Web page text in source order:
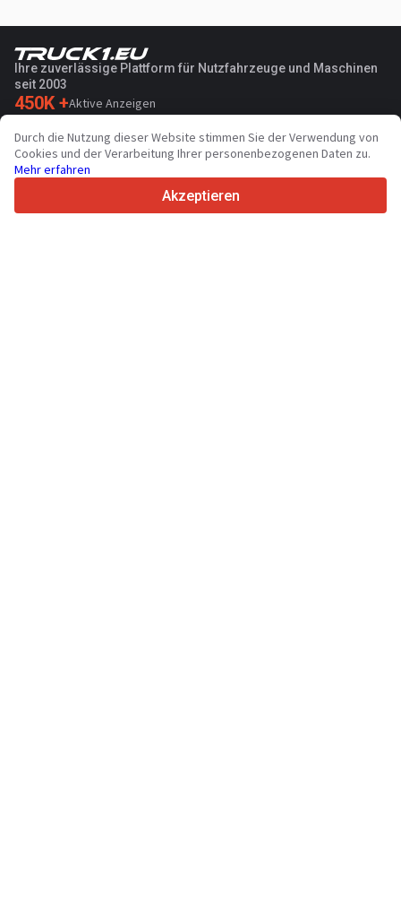
Ihre zuverlässige Plattform für Nutzfahrzeuge und Maschinen
seit 2003
450K +Aktive Anzeigen
36Unterstützte Sprachen
4.7/5
Durch die Nutzung dieser Website stimmen Sie der Verwendung von
Cookies und der Verarbeitung Ihrer personenbezogenen Daten zu.
Mehr erfahren
Akzeptieren